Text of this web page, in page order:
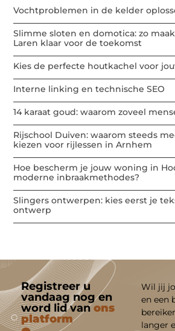
Vochtproblemen in de kelder
Slimme sloten en domotica: zo
Laren klaar voor de toekomst
Kies de perfecte houtkachel voor
Interne linking en technische SEO
14 karaat goud: waarom zoveel
Rijschool Duiven: waarom steeds
kiezen voor rijlessen in Arnhem
Hoe bescherm je jouw woning in
moderne inbraakmethodes?
Slingers ontwerpen: kies eerst je
ontwerp
Registreer u
vandaag nog en
word lid vanons
platform
Wil jij
en een
langer